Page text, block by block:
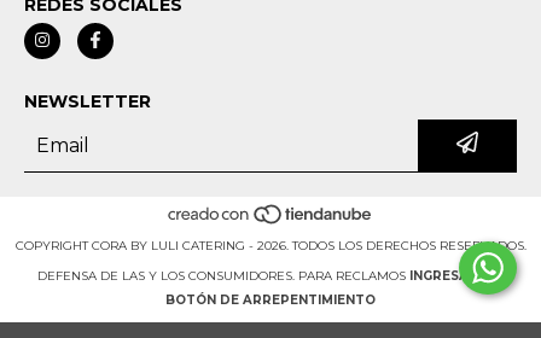
REDES SOCIALES
NEWSLETTER
COPYRIGHT CORA BY LULI CATERING - 2026. TODOS LOS DERECHOS RESERVADOS.
DEFENSA DE LAS Y LOS CONSUMIDORES. PARA RECLAMOS
INGRESÁ ACÁ.
BOTÓN DE ARREPENTIMIENTO